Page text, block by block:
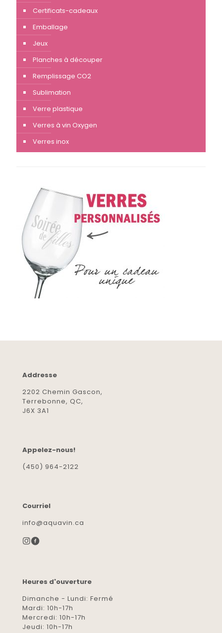
Certificats-cadeaux
Emballage
Jeux
Planches à découper
Remplissage CO2
Sublimation
Verre plastique
Verres à vin Oxygen
Verres inox
Addresse
2202 Chemin Gascon,
Terrebonne, QC,
J6X 3A1
Appelez-nous!
(450) 964-2122
Courriel
info@aquavin.ca
Heures d'ouverture
Dimanche - Lundi: Fermé
Mardi: 10h-17h
Mercredi: 10h-17h
Jeudi: 10h-17h